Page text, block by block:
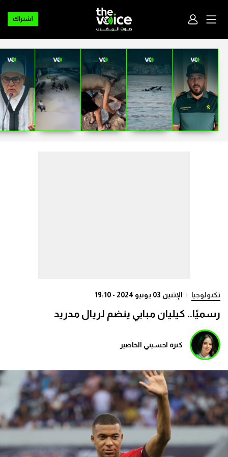
اشتراك
تكنولوجيا | الإثنين 03 يونيو 2024 - 19:10
رسميًا.. كيليان مبابي ينضم لريال مدريد
كنزة احسيني الخاضير